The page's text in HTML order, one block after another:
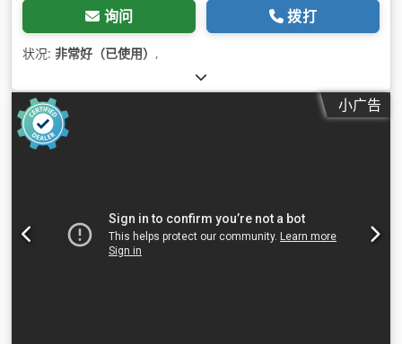
询问 拨打
状况: 非常好（已使用） ,
小广告